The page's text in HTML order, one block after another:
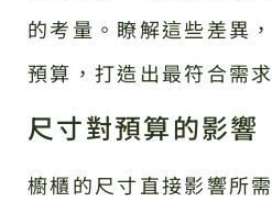
的考量。瞭解這些差異
預算，打造出最符合需
尺寸對預算的影響
櫥櫃的尺寸直接影響所